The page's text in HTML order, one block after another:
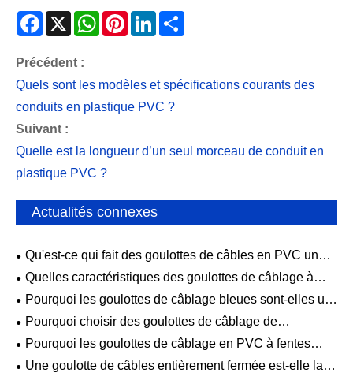
Facebook
X WhatsAppPinterestLinkedIn
Précédent :
Quels sont les modèles et spécifications courants des
conduits en plastique PVC ?
Suivant :
Quelle est la longueur d’un seul morceau de conduit en
plastique PVC ?
Actualités connexes
Qu'est-ce qui fait des goulottes de câbles en PVC un
meilleur choix pour un câblage propre et sûr ?
Quelles caractéristiques des goulottes de câblage à
paroi solide en PVC sont les plus importantes pour un
acheminement des câbles sûr et propre ?
Pourquoi les goulottes de câblage bleues sont-elles un
choix pratique pour un câblage de panneau plus propre
et plus sûr ?
Pourquoi choisir des goulottes de câblage de
séparateur en PVC pour un acheminement des câbles
plus propre et plus sûr ?
Pourquoi les goulottes de câblage en PVC à fentes
sont-elles un choix judicieux pour une gestion moderne
des câbles ?
Une goulotte de câbles entièrement fermée est-elle la